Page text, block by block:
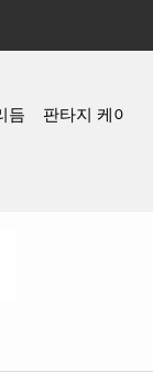
월 26일(수) 개봉